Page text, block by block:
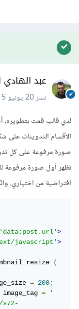
عبد الهادي
نشر20 يونيو 2015
لدي قالب قمت
الأقسام التدوينات على
تظهر أول صورة مرفوعة
افتراضية من اختياري،
'data:post.url'>
javascript'>
(
= 200;
				image_tag
=
'